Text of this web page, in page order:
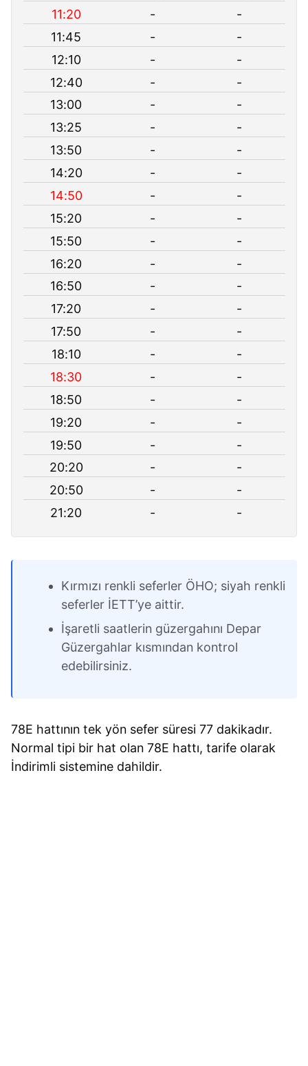
11:20
-
-
11:45
-
-
12:10
-
-
12:40
-
-
13:00
-
-
13:25
-
-
13:50
-
-
14:20
-
-
14:50
-
-
15:20
-
-
15:50
-
-
16:20
-
-
16:50
-
-
17:20
-
-
17:50
-
-
18:10
-
-
18:30
-
-
18:50
-
-
19:20
-
-
19:50
-
-
20:20
-
-
20:50
-
-
21:20
- -
Kırmızı renkli seferler ÖHO; siyah renkli
seferler İETT’ye aittir.
İşaretli saatlerin güzergahını Depar
Güzergahlar kısmından kontrol
edebilirsiniz.
78E hattının tek yön sefer süresi 77 dakikadır.
Normal tipi bir hat olan 78E hattı, tarife olarak
İndirimli sistemine dahildir.